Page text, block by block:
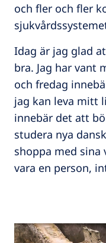
och fler och fler
Idag är jag glad
bra. Jag har vant
och fredag
jag kan leva mitt
innebär det att
studera nya
shoppa med sina
vara en person,